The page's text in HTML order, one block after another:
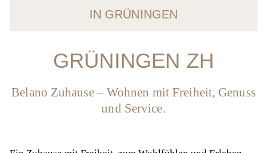
IN GRÜNINGEN
GRÜNINGEN ZH
Belano Zuhause – Wohnen mit Freiheit, Genuss
und Service.